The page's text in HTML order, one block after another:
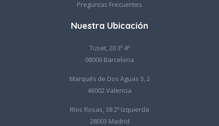
Preguntas Frecuentes
Nuestra Ubicación
Tuset, 20 3º 4ª
08006 Barcelona
Marqués de Dos Aguas 3, 2
46002 Valencia
Ríos Rosas, 38 2º Izquierda
28003 Madrid